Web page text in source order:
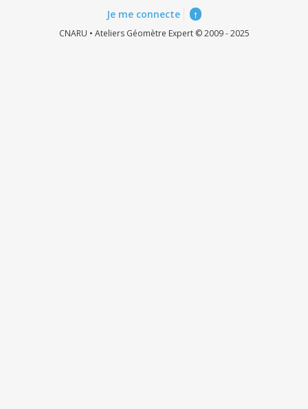
Je me connecte ↑
CNARU • Ateliers Géomètre Expert © 2009 - 2025